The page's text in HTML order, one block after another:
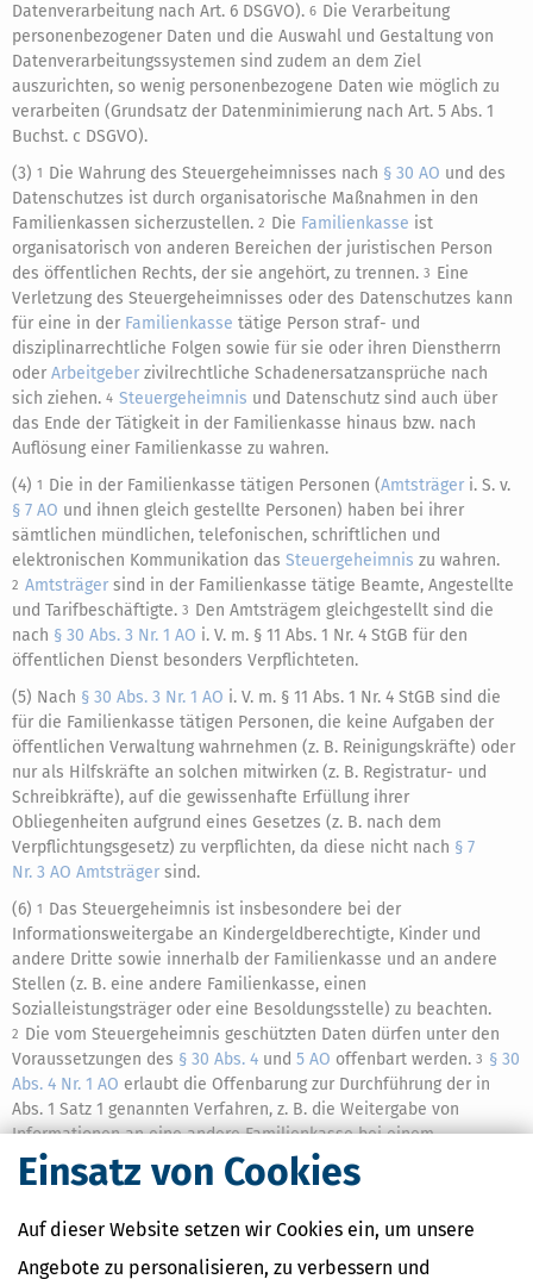
Einsatz von Cookies
Auf dieser Website setzen wir Cookies ein, um unsere
Angebote zu personalisieren, zu verbessern und
Datenverarbeitung nach Art. 6 DSGVO). 6 Die Verarbeitung
personenbezogener Daten und die Auswahl und Gestaltung von
Datenverarbeitungssystemen sind zudem an dem Ziel
auszurichten, so wenig personenbezogene Daten wie möglich zu
verarbeiten (Grundsatz der Datenminimierung nach Art. 5 Abs. 1
Buchst. c DSGVO).
(3) 1 Die Wahrung des Steuergeheimnisses nach § 30 AO und des
Datenschutzes ist durch organisatorische Maßnahmen in den
Familienkassen sicherzustellen. 2 Die Familienkasse ist
organisatorisch von anderen Bereichen der juristischen Person
des öffentlichen Rechts, der sie angehört, zu trennen. 3 Eine
Verletzung des Steuergeheimnisses oder des Datenschutzes kann
für eine in der Familienkasse tätige Person straf- und
disziplinarrechtliche Folgen sowie für sie oder ihren Dienstherrn
oder Arbeitgeber zivilrechtliche Schadenersatzansprüche nach
sich ziehen. 4 Steuergeheimnis und Datenschutz sind auch über
das Ende der Tätigkeit in der Familienkasse hinaus bzw. nach
Auflösung einer Familienkasse zu wahren.
(4) 1 Die in der Familienkasse tätigen Personen (Amtsträger i. S. v.
§ 7 AO und ihnen gleich gestellte Personen) haben bei ihrer
sämtlichen mündlichen, telefonischen, schriftlichen und
elektronischen Kommunikation das Steuergeheimnis zu wahren.
2 Amtsträger sind in der Familienkasse tätige Beamte, Angestellte
und Tarifbeschäftigte. 3 Den Amtsträgem gleichgestellt sind die
nach § 30 Abs. 3 Nr. 1 AO i. V. m. § 11 Abs. 1 Nr. 4 StGB für den
öffentlichen Dienst besonders Verpflichteten.
(5) Nach § 30 Abs. 3 Nr. 1 AO i. V. m. § 11 Abs. 1 Nr. 4 StGB sind die
für die Familienkasse tätigen Personen, die keine Aufgaben der
öffentlichen Verwaltung wahrnehmen (z. B. Reinigungskräfte) oder
nur als Hilfskräfte an solchen mitwirken (z. B. Registratur- und
Schreibkräfte), auf die gewissenhafte Erfüllung ihrer
Obliegenheiten aufgrund eines Gesetzes (z. B. nach dem
Verpflichtungsgesetz) zu verpflichten, da diese nicht nach § 7
Nr. 3 AO Amtsträger sind.
(6) 1 Das Steuergeheimnis ist insbesondere bei der
Informationsweitergabe an Kindergeldberechtigte, Kinder und
andere Dritte sowie innerhalb der Familienkasse und an andere
Stellen (z. B. eine andere Familienkasse, einen
Sozialleistungsträger oder eine Besoldungsstelle) zu beachten.
2 Die vom Steuergeheimnis geschützten Daten dürfen unter den
Voraussetzungen des § 30 Abs. 4 und 5 AO offenbart werden. 3 § 30
Abs. 4 Nr. 1 AO erlaubt die Offenbarung zur Durchführung der in
Abs. 1 Satz 1 genannten Verfahren, z. B. die Weitergabe von
Informationen an eine andere Familienkasse bei einem
Berechtigtenwechsel (vgl. V 36) und im Rahmen der Abstimmung
zwischen Familienkasse undFinanzamt(vgl. O 4.3).
die Befugnis zum Offenbaren in einem Bundesgesetz ausdrücklich
enthalten ist.
Eine Bestimmung über die allgemeine Pflicht zur